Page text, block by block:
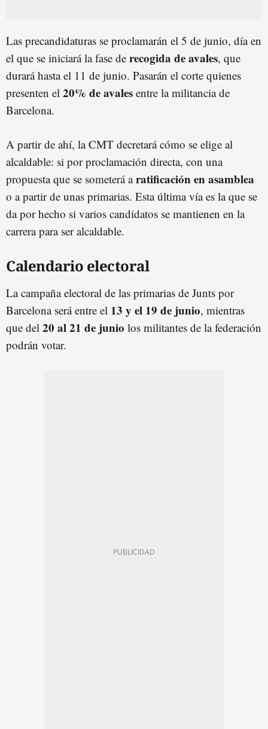
Las precandidaturas se proclamarán el 5 de junio, día en
el que se iniciará la fase de recogida de avales, que
durará hasta el 11 de junio. Pasarán el corte quienes
presenten el 20% de avales entre la militancia de
Barcelona.
A partir de ahí, la CMT decretará cómo se elige al
alcaldable: si por proclamación directa, con una
propuesta que se someterá aratificación en asamblea
o a partir de unas primarias. Esta última vía es la que se
da por hecho si varios candidatos se mantienen en la
carrera para ser alcaldable.
Calendario electoral
La campaña electoral de las primarias de Junts por
Barcelona será entre el 13 y el 19 de junio, mientras
que del 20 al 21 de junio los militantes de la federación
podrán votar.